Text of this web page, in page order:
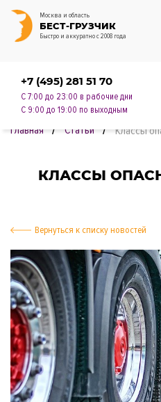
Москва и область
БЕСТ-ГРУЗЧИК
Быстро и аккуратно с 2008 года
+7 (495) 281 51 70
С 7:00 до 23:00 в рабочие дни
С 9:00 до 19:00 по выходным
Главная Статьи Классы
КЛАССЫ
Вернуться к списку новостей